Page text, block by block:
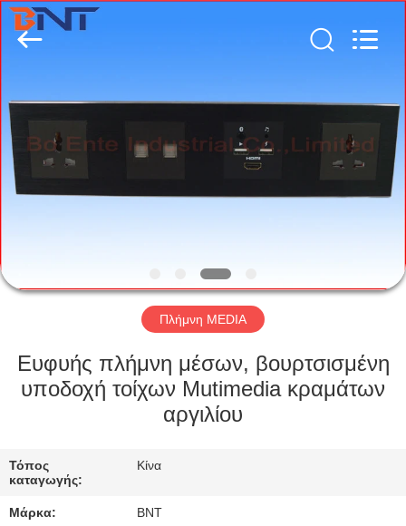
ΣΠΊΤΙ
ΠΡΟΪΌΝΤΑ
ΓΎΡΟΣ
ΕΡΓΟΣΤΑΣΊΩΝ
ΠΟΙΟΤΙΚΌΣ
ΜΑΣ
ΕΛΆΤΕ
Ente
Industrial
Co.,
Limited).
by
ECER
Πλήμνη MEDIA
Ευφυής πλήμνη μέσων, βουρτσισμένη
υποδοχή τοίχων Mutimedia κραμάτων
αργιλίου
Τόπος
καταγωγής:
Κίνα
Μάρκα: BNT